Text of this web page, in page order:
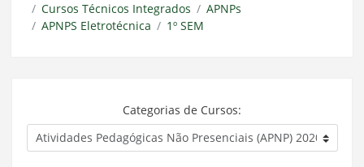
Cursos Técnicos Integrados
APNPs
APNPS Eletrotécnica
1º SEM
Categorias de Cursos: